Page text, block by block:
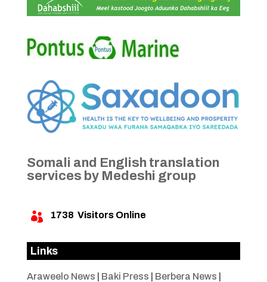
Somali and English translation
services by Medeshi group
 1738 Visitors Online
Links
Araweelo News Baki Press Berbera News